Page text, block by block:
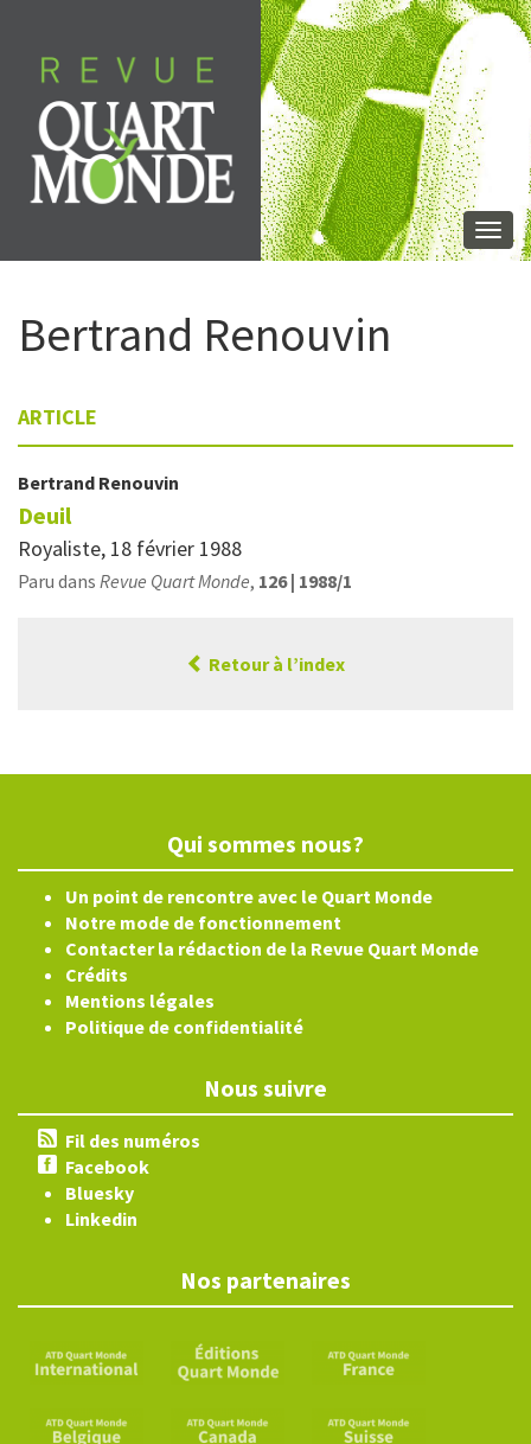
contenu
Bertrand Renouvin
ARTICLE
Bertrand Renouvin
Deuil
Royaliste, 18 février 1988
Paru dans Revue Quart Monde, 126 | 1988/1
Retour à l’index
Qui sommes nous?
Un point de rencontre avec le Quart Monde
Notre mode de fonctionnement
Contacter la rédaction de la Revue Quart Monde
Crédits
Mentions légales
Politique de confidentialité
Nous suivre
Fil des numéros
Facebook
Bluesky
Linkedin
Nos partenaires